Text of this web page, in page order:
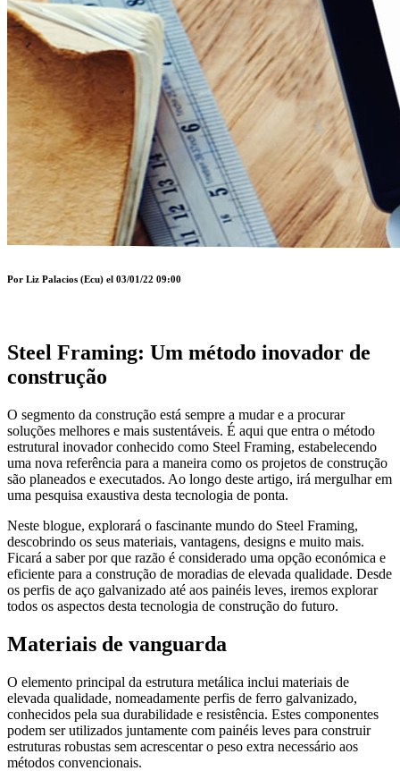
Por Liz Palacios (Ecu) el 03/01/22 09:00
Steel Framing: Um método inovador de
construção
O segmento da construção está sempre a mudar e a procurar
soluções melhores e mais sustentáveis. É aqui que entra o método
estrutural inovador conhecido como Steel Framing, estabelecendo
uma nova referência para a maneira como os projetos de construção
são planeados e executados. Ao longo deste artigo, irá mergulhar em
uma pesquisa exaustiva desta tecnologia de ponta.
Neste blogue, explorará o fascinante mundo do Steel Framing,
descobrindo os seus materiais, vantagens, designs e muito mais.
Ficará a saber por que razão é considerado uma opção económica e
eficiente para a construção de moradias de elevada qualidade. Desde
os perfis de aço galvanizado até aos painéis leves, iremos explorar
todos os aspectos desta tecnologia de construção do futuro.
Materiais de vanguarda
O elemento principal da estrutura metálica inclui materiais de
elevada qualidade, nomeadamente perfis de ferro galvanizado,
conhecidos pela sua durabilidade e resistência. Estes componentes
podem ser utilizados juntamente com painéis leves para construir
estruturas robustas sem acrescentar o peso extra necessário aos
métodos convencionais.